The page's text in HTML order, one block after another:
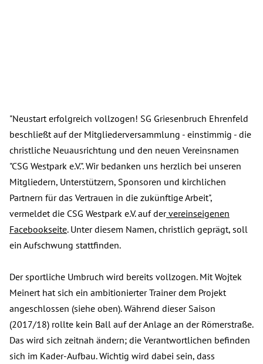
"Neustart erfolgreich vollzogen! SG Griesenbruch Ehrenfeld
beschließt auf der Mitgliederversammlung - einstimmig - die
christliche Neuausrichtung und den neuen Vereinsnamen
"CSG Westpark e.V.". Wir bedanken uns herzlich bei unseren
Mitgliedern, Unterstützern, Sponsoren und kirchlichen
Partnern für das Vertrauen in die zukünftige Arbeit",
vermeldet die CSG Westpark e.V. auf dervereinseigenen
Facebookseite. Unter diesem Namen, christlich geprägt, soll
ein Aufschwung stattfinden.
Der sportliche Umbruch wird bereits vollzogen. Mit Wojtek
Meinert hat sich ein ambitionierter Trainer dem Projekt
angeschlossen (siehe oben). Während dieser Saison
(2017/18) rollte kein Ball auf der Anlage an der Römerstraße.
Das wird sich zeitnah ändern; die Verantwortlichen befinden
sich im Kader-Aufbau. Wichtig wird dabei sein, dass